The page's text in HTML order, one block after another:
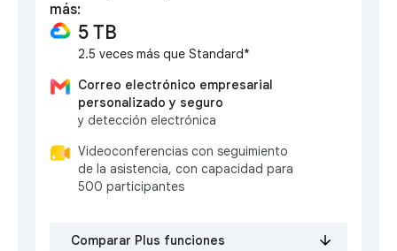
más:
5 TB
2.5 veces más que Standard*
Correo electrónico empresarial
personalizado y seguro
y detección electrónica
Videoconferencias con seguimiento
de la asistencia, con capacidad para
500 participantes
Comparar Plus funciones